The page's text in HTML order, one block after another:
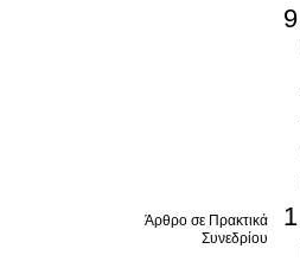
Άρθρο σε Πρακτικά
Συνεδρίου